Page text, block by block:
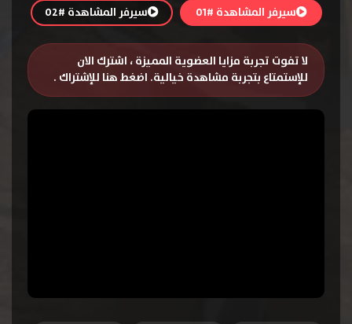
سيرفر المشاهدة #01 سيرفر المشاهدة #02
لا تفوت تجربة مزايا العضوية المميزة ، اشترك الان
للإستمتاع بتجربة مشاهدة خيالية. اضغط هنا للإشتراك .